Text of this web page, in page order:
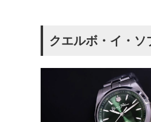
クエルボ・イ・